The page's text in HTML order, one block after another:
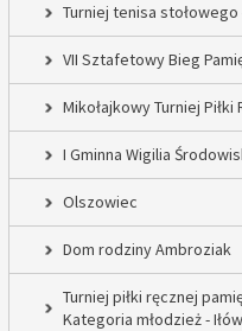
Turniej tenisa stołowego
VII Sztafetowy Bieg
Mikołajkowy Turniej Piłki
I Gminna Wigilia
Olszowiec
Dom rodziny Ambroziak
Turniej piłki ręcznej
Kategoria młodzież -